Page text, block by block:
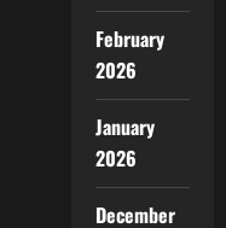
February
2026
January
2026
December